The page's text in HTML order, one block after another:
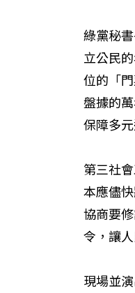
綠黨秘
立公民
位的「
盤據的
保障多
第三社
本應儘
協商要
令，讓
現場並